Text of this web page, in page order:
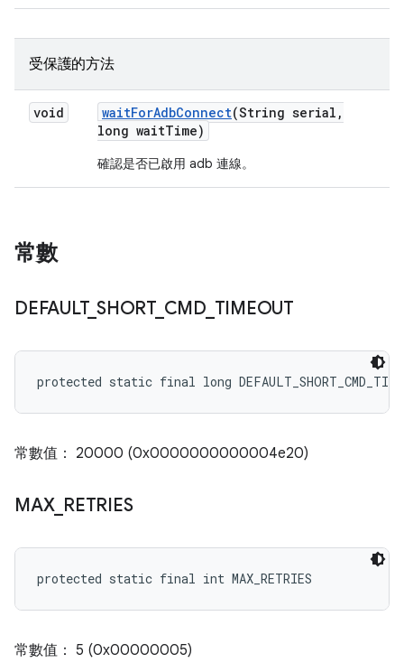
受保護的方法
void waitForAdbConnect(String serial ,
long waitTime)
確認是否已啟用 adb 連線。
常數
DEFAULT_ SHORT_ CMD_ TIMEOUT
protected static final long
常數值： 20000 (0x0000000000004e20)
MAX_ RETRIES
protected static final int MAX_RETRIES
常數值： 5 (0x00000005)